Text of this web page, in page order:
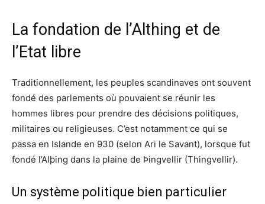
La fondation de l’Althing et de
l’Etat libre
Traditionnellement, les peuples scandinaves ont souvent
fondé des parlements où pouvaient se réunir les
hommes libres pour prendre des décisions politiques,
militaires ou religieuses. C’est notamment ce qui se
passa en Islande en 930 (selon Ari le Savant), lorsque fut
fondé l’Alþing dans la plaine de Þingvellir (Thingvellir).
Un système politique bien particulier